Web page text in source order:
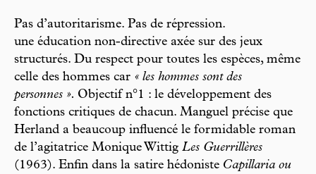
Pas d’autoritarisme. Pas de répression.
une éducation non-directive axée sur des jeux
structurés. Du respect pour toutes les espèces, même
celle des hommes car « les hommes sont des
personnes ». Objectif n°1 : le développement des
fonctions critiques de chacun. Manguel précise que
Herland a beaucoup influencé le formidable roman
de l’agitatrice Monique Wittig Les Guerrillères
(1963). Enfin dans la satire hédoniste Capillaria ou